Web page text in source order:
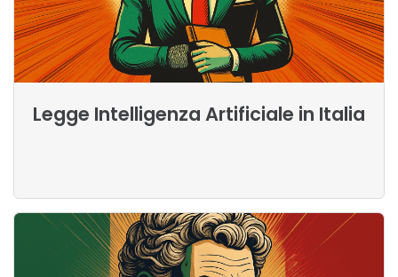
Legge Intelligenza Artificiale in Italia